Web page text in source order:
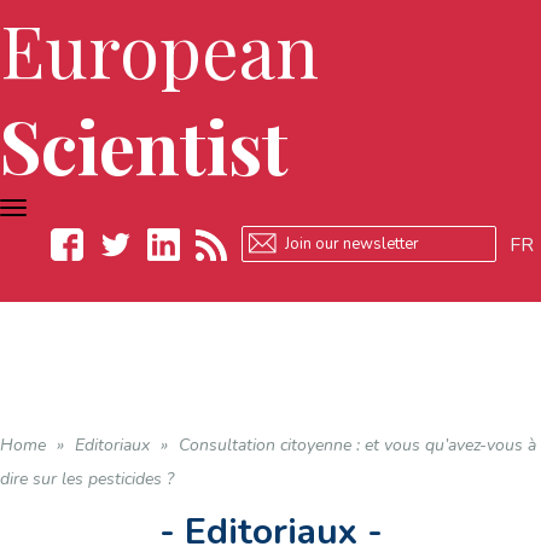
European
Scientist
FR
TOGGLE
NAVIGATION
Home » Editoriaux » Consultation citoyenne : et vous qu’avez-vous à
dire sur les pesticides ?
- Editoriaux -